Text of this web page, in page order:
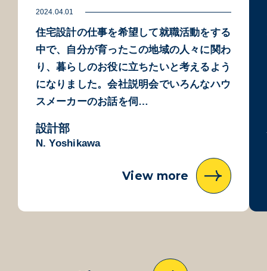
2024.04.01
住宅設計の仕事を希望して就職活動をする
中で、自分が育ったこの地域の人々に関わ
り、暮らしのお役に立ちたいと考えるよう
になりました。会社説明会でいろんなハウ
スメーカーのお話を伺…
設計部
N. Yoshikawa
View more